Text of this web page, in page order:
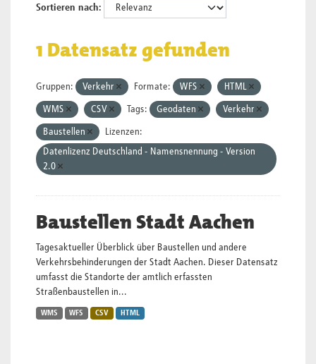
Sortieren nach
1 Datensatz gefunden
Gruppen: Verkehr Formate: WFS HTML
WMS CSV Tags: Geodaten Verkehr
Baustellen
Lizenzen:
Datenlizenz Deutschland - Namensnennung - Version
2.0
Baustellen Stadt Aachen
Tagesaktueller Überblick über Baustellen und andere
Verkehrsbehinderungen der Stadt Aachen. Dieser Datensatz
umfasst die Standorte der amtlich erfassten
Straßenbaustellen in...
WMS WFS CSV HTML